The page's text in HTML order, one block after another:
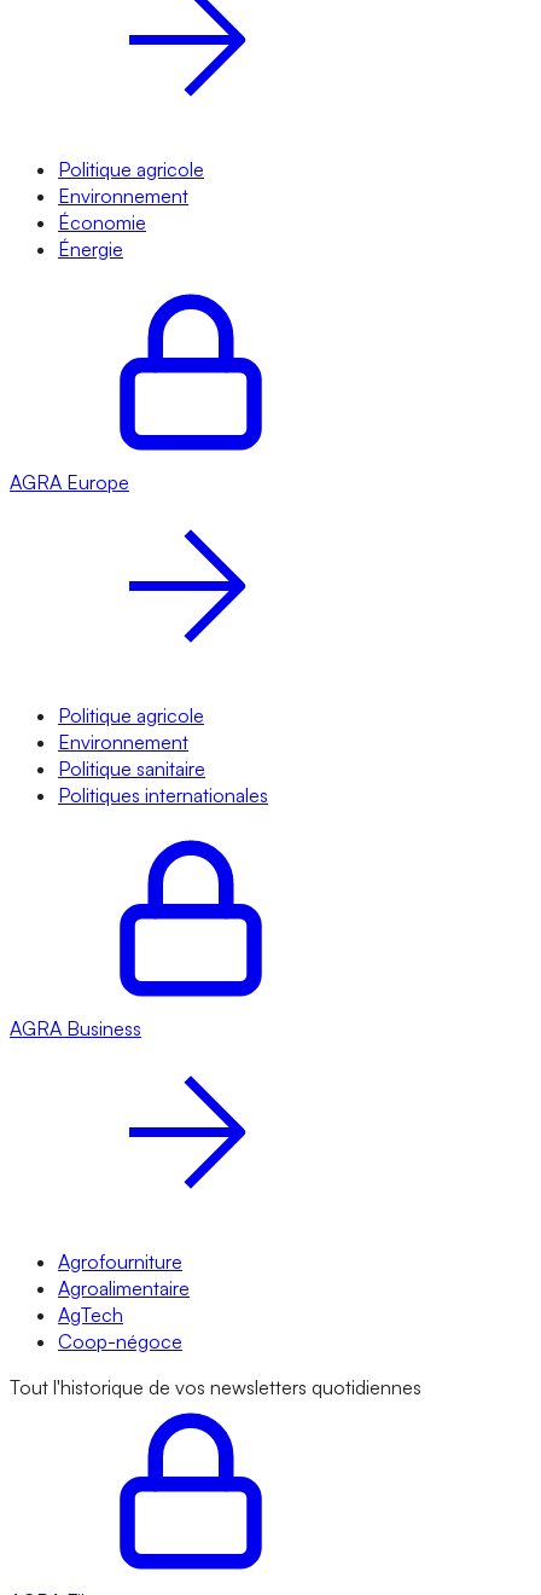
Politique agricole
Environnement
Économie
Énergie
AGRA Europe
Politique agricole
Environnement
Politique sanitaire
Politiques internationales
AGRA Business
Agrofourniture
Agroalimentaire
AgTech
Coop-négoce
Tout l'historique de vos newsletters quotidiennes